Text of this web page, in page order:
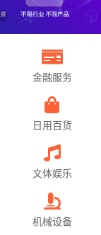
金融服务
日用百货
文体娱乐
机械设备